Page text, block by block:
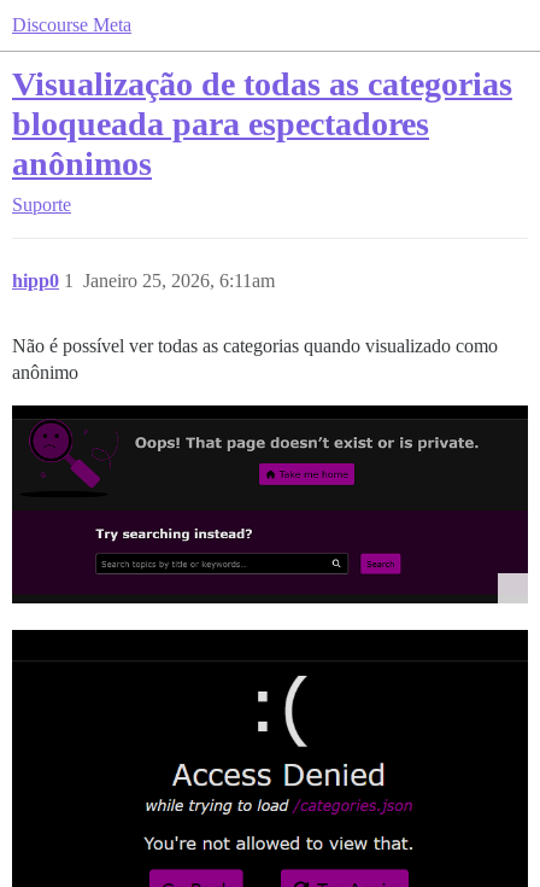
Discourse Meta
Visualização de todas as categorias
bloqueada para espectadores
anônimos
Suporte
hipp0 Janeiro 25, 2026, 6:11am
1
Não é possível ver todas as categorias quando visualizado como
anônimo